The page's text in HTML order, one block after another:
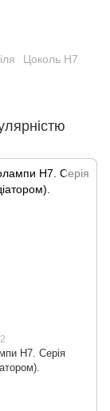
Цоколь H7
H7. Серія